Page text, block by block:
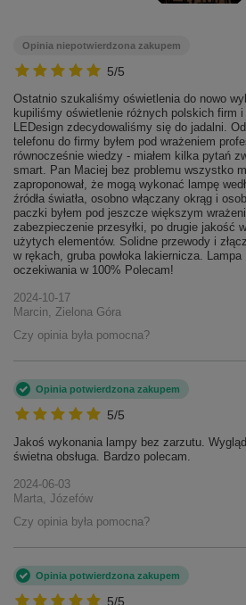
5/5
Opinia niepotwierdzona zakupem
Ostatnio szukaliśmy oświetlenia do nowo
kupiliśmy oświetlenie różnych polskich firm
LEDesign zdecydowaliśmy się do jadalni.
telefonu do firmy byłem pod wrażeniem
równocześnie wiedzy - miałem kilka pytań
smart. Pan Maciej bez problemu wszystko
zaproponował, że mogą wykonać lampę
źródła światła, osobno włączany okrąg i
paczki byłem pod jeszcze większym
zabezpieczenie przesyłki, po drugie jakość
użytych elementów. Solidne przewody i
w rękach, gruba powłoka lakiernicza. Lampa
oczekiwania w 100% Polecam!
2024-10-17
Marcin, Zielona Góra
Czy opinia była pomocna?
5/5
Opinia potwierdzona zakupem
Jakoś wykonania lampy bez zarzutu.
świetna obsługa. Bardzo polecam.
2024-06-03
Marta, Józefów
Czy opinia była pomocna?
5/5
Opinia potwierdzona zakupem